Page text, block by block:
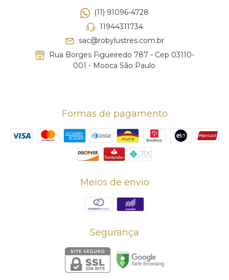
(11) 91096-4728
11944311734
sac@robylustres.com.br
Rua Borges Figueiredo 787 - Cep 03110-
001 - Mooca São Paulo
Formas de pagamento
Meios de envio
Segurança